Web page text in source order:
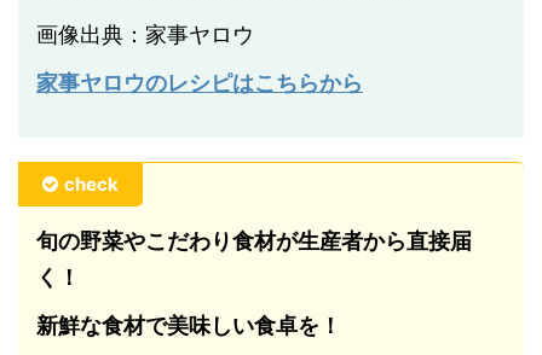
画像出典：家事ヤロウ
家事ヤロウのレシピはこちらから
check
旬の野菜やこだわり食材が生産者から直接届
く！
新鮮な食材で美味しい食卓を！